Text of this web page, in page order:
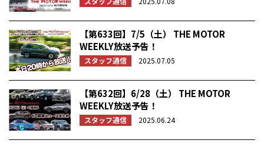
【第633回】7/5（土） THE MOTOR
WEEKLY放送予告！
スタッフ通信 2025.07.05
【第632回】6/28（土） THE MOTOR
WEEKLY放送予告！
スタッフ通信 2025.06.24